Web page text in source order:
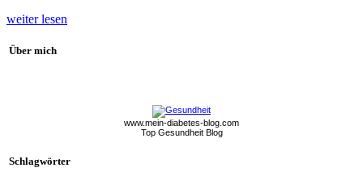
weiter lesen
Über mich
www.mein-diabetes-blog.com
Top Gesundheit Blog
Schlagwörter